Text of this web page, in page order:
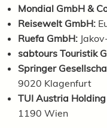
Mondial GmbH &
Reisewelt GmbH:
Ruefa GmbH:
sabtours Touristik
Springer
9020 Klagenfurt
TUI Austria
1190 Wien